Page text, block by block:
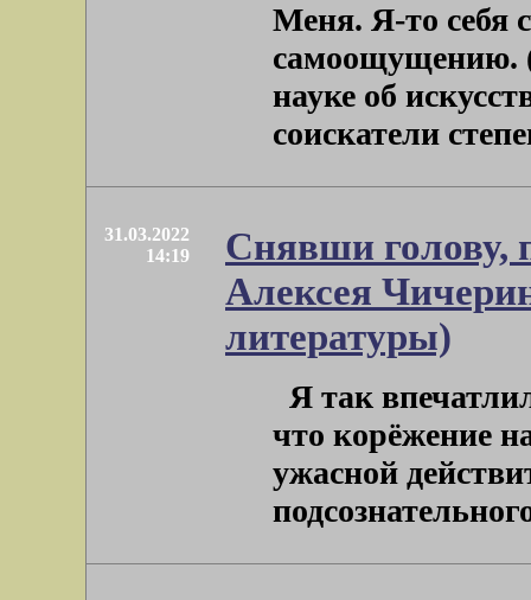
Меня. Я-то себя
самоощущению.
науке об
соискатели
31.03.2022
14:19
Снявши голову,
Алексея
литературы)
Я так
что корёжение
ужасной